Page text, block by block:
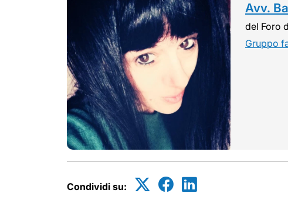
Avv.
del Foro
Gruppo
Condividi su: